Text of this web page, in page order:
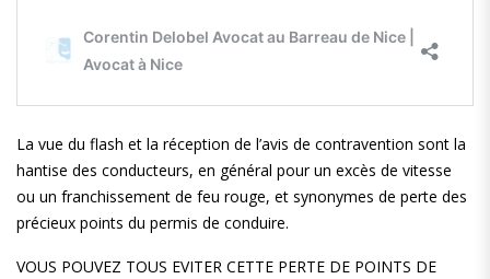
La vue du flash et la réception de l’avis de contravention sont la
hantise des conducteurs, en général pour un excès de vitesse
ou un franchissement de feu rouge, et synonymes de perte des
précieux points du permis de conduire.
VOUS POUVEZ TOUS EVITER CETTE PERTE DE POINTS DE